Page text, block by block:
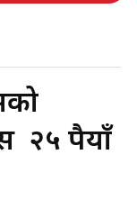
२५ रुपैयाँ